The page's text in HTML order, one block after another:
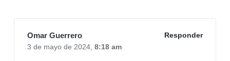
Omar Guerrero
Responder
3 de mayo de 2024, 8:18 am